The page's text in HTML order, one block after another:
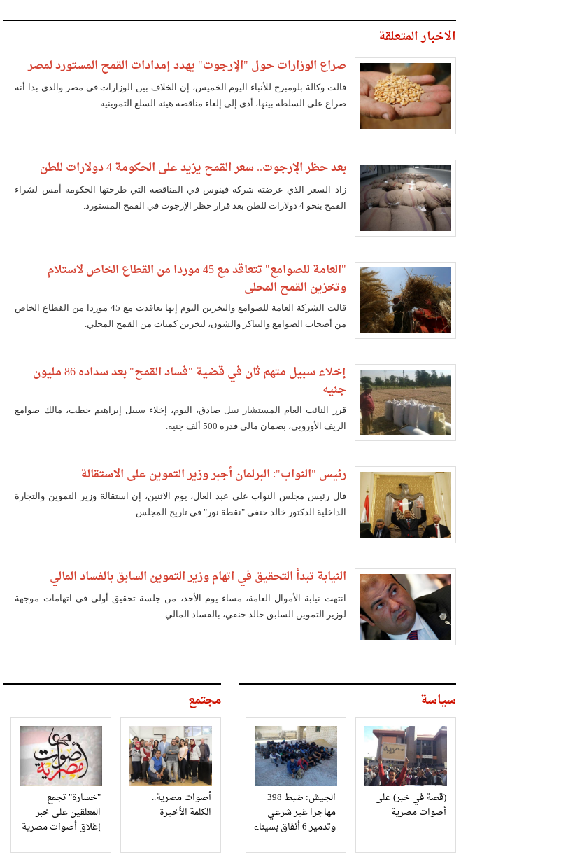
الاخبار المتعلقة
صراع الوزارات حول "الإرجوت" يهدد إمدادات القمح المستورد لمصر
قالت وكالة بلومبرج للأنباء اليوم الخميس، إن الخلاف بين الوزارات في مصر والذي بدا أنه
صراع على السلطة بينها، أدى إلى إلغاء مناقصة هيئة السلع التموينية
بعد حظر الإرجوت.. سعر القمح يزيد على الحكومة 4 دولارات للطن
زاد السعر الذي عرضته شركة فينوس في المناقصة التي طرحتها الحكومة أمس لشراء
القمح بنحو 4 دولارات للطن بعد قرار حظر الإرجوت في القمح المستورد.
"العامة للصوامع" تتعاقد مع 45 موردا من القطاع الخاص لاستلام
وتخزين القمح المحلي
قالت الشركة العامة للصوامع والتخزين اليوم إنها تعاقدت مع 45 موردا من القطاع الخاص
من أصحاب الصوامع والبناكر والشون، لتخزين كميات من القمح المحلي.
إخلاء سبيل متهم ثان في قضية "فساد القمح" بعد سداده 86 مليون
جنيه
قرر النائب العام المستشار نبيل صادق، اليوم، إخلاء سبيل إبراهيم حطب، مالك صوامع
الريف الأوروبي، بضمان مالي قدره 500 ألف جنيه.
رئيس "النواب": البرلمان أجبر وزير التموين على الاستقالة
قال رئيس مجلس النواب علي عبد العال، يوم الاثنين، إن استقالة وزير التموين والتجارة
الداخلية الدكتور خالد حنفي "نقطة نور" في تاريخ المجلس.
النيابة تبدأ التحقيق في اتهام وزير التموين السابق بالفساد المالي
انتهت نيابة الأموال العامة، مساء يوم الأحد، من جلسة تحقيق أولى في اتهامات موجهة
لوزير التموين السابق خالد حنفي، بالفساد المالي.
سياسة
(قصة في خبر) على
أصوات مصرية
الجيش: ضبط 398
مهاجرا غير شرعي
وتدمير 6 أنفاق بسيناء
مجتمع
أصوات مصرية..
الكلمة الأخيرة
"خسارة" تجمع
المعلقين على خبر
إغلاق أصوات مصرية